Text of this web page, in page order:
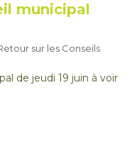
municipal
sur les Conseils
de jeudi 19 juin à voir